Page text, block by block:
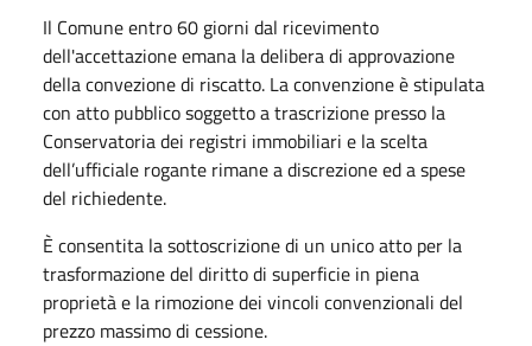
Il Comune entro 60 giorni dal ricevimento
dell'accettazione emana la delibera di approvazione
della convezione di riscatto. La convenzione è stipulata
con atto pubblico soggetto a trascrizione presso la
Conservatoria dei registri immobiliari e la scelta
dell’ufficiale rogante rimane a discrezione ed a spese
del richiedente.
È consentita la sottoscrizione di un unico atto per la
trasformazione del diritto di superficie in piena
proprietà e la rimozione dei vincoli convenzionali del
prezzo massimo di cessione.